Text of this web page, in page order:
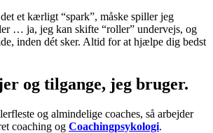
et kærligt “spark”, måske spiller jeg
… ja, jeg kan skifte “roller” undervejs, og
inden dét sker. Altid for at hjælpe dig bedst
og tilgange, jeg bruger.
og almindelige coaches, så arbejder
coaching og Coachingpsykologi.